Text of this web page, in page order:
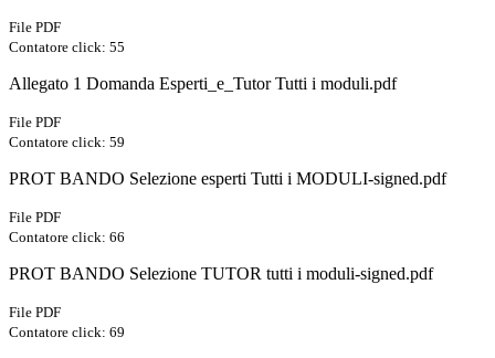
File PDF
Contatore click: 55
Allegato 1 Domanda Esperti_e_Tutor Tutti i moduli.pdf
File PDF
Contatore click: 59
PROT BANDO Selezione esperti Tutti i MODULI-signed.pdf
File PDF
Contatore click: 66
PROT BANDO Selezione TUTOR tutti i moduli-signed.pdf
File PDF
Contatore click: 69